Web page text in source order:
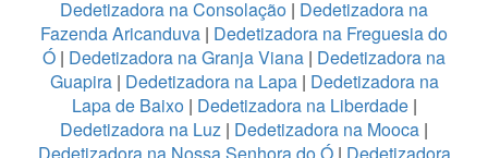
Dedetizadora na Consolação | Dedetizadora na
Fazenda Aricanduva | Dedetizadora na Freguesia do
Ó | Dedetizadora na Granja Viana | Dedetizadora na
Guapira| Dedetizadora na Lapa| Dedetizadora na
Lapa de Baixo | Dedetizadora na Liberdade |
Dedetizadora na Luz | Dedetizadora na Mooca |
Dedetizadora na Nossa Senhora do Ó| Dedetizadora